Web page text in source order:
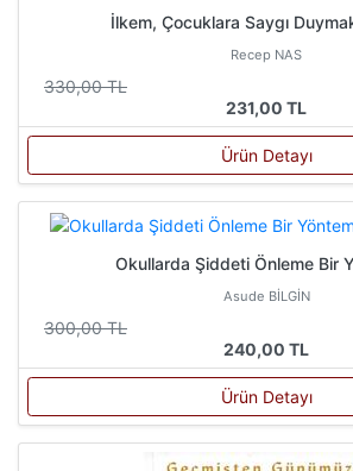
İlkem, Çocuklara Saygı
Recep NAS
330,00 TL
231,00 TL
Ürün Detayı
Okullarda Şiddeti Önleme Bir
Asude BİLGİN
300,00 TL
240,00 TL
Ürün Detayı